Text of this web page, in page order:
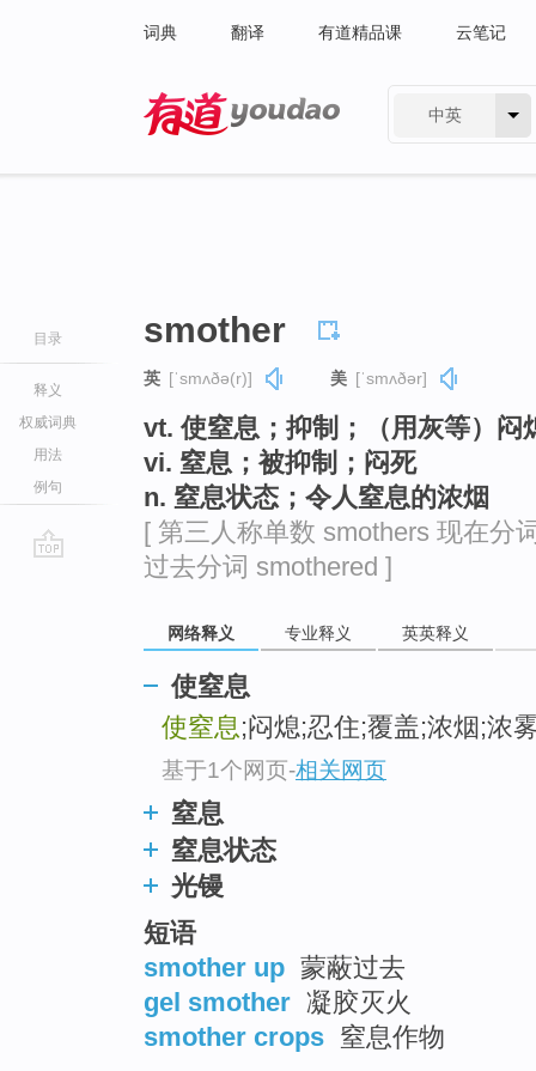
词典 翻译 有道精品课 云笔记
中英
目录
释义
权威词典
用法
例句
smother
英 [ˈsmʌðə(r)] 美 [ˈsmʌðər]
vt. 使窒息；抑制；（用灰等）闷
vi. 窒息；被抑制；闷死
n. 窒息状态；令人窒息的浓烟
[ 第三人称单数 smothers 现在分
过去分词 smothered ]
网络释义 专业释义 英英释义
使窒息
使窒息;闷熄;忍住;覆盖;浓烟;浓
基于1个网页-相关网页
窒息
窒息状态
光镘
短语
smother up 蒙蔽过去
gel smother 凝胶灭火
smother crops 窒息作物